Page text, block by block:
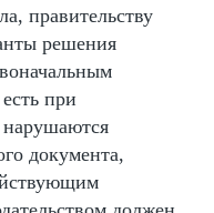
правительству
решения
при
документа,